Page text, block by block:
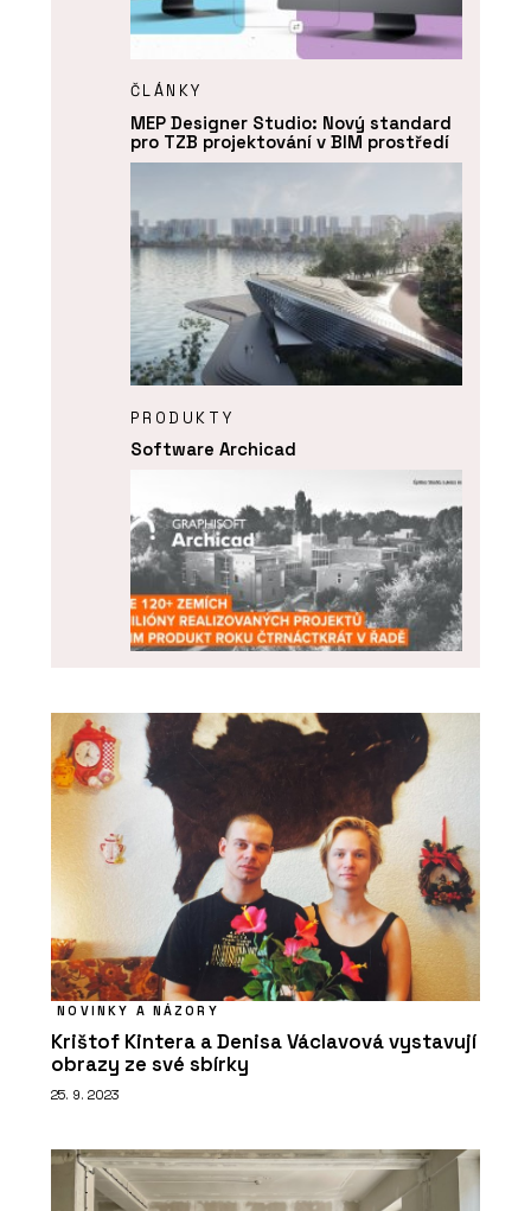
ČLÁNKY
MEP Designer Studio: Nový standard
pro TZB projektování v BIM prostředí
PRODUKTY
Software Archicad
ČLÁNKY
ARCHICAD 29 – „bimování“ prakticky a
jednoduše
O FIRMĚ
Centrum pro podporu počítačové
NOVINKY A NÁZORY
Krištof Kintera a Denisa Václavová vystavují
obrazy ze své sbírky
25. 9. 2023